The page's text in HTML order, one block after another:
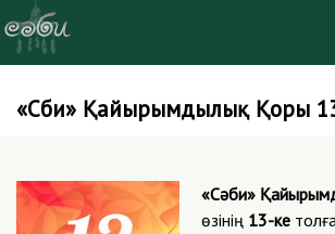
Skip«Сәби» Қайырымдылық Қоры
«Сәби»
өзінің 13-ке